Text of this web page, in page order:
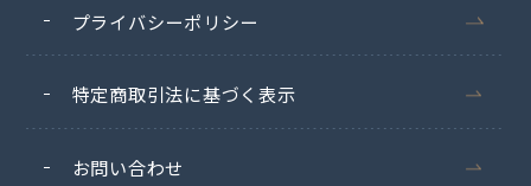
プライバシーポリシー
特定商取引法に基づく表示
お問い合わせ